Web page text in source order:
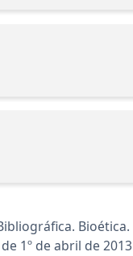
1º de abril de